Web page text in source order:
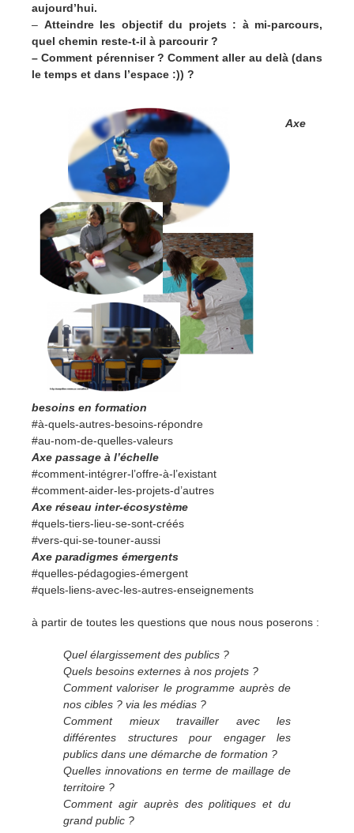
aujourd’hui.
– Atteindre les objectif du projets : à mi-parcours,
quel chemin reste-t-il à parcourir ?
– Comment pérenniser ? Comment aller au delà (dans
le temps et dans l’espace :)) ?
Axe
besoins en formation
#à-quels-autres-besoins-répondre
#au-nom-de-quelles-valeurs
Axe passage à l’échelle
#comment-intégrer-l’offre-à-l’existant
#comment-aider-les-projets-d’autres
Axe réseau inter-écosystème
#quels-tiers-lieu-se-sont-créés
#vers-qui-se-touner-aussi
Axe paradigmes émergents
#quelles-pédagogies-émergent
#quels-liens-avec-les-autres-enseignements
à partir de toutes les questions que nous nous poserons :
Quel élargissement des publics ?
Quels besoins externes à nos projets ?
Comment valoriser le programme auprès de
nos cibles ? via les médias ?
Comment mieux travailler avec les
différentes structures pour engager les
publics dans une démarche de formation ?
Quelles innovations en terme de maillage de
territoire ?
Comment agir auprès des politiques et du
grand public ?